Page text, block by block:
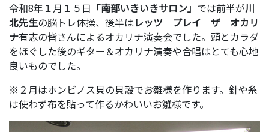
令和8年１月１５日 「南部いきいきサロン」 では前半が川
北先生の脳トレ体操、後半はレッツ プレイ ザ オカリ
ナ有志の皆さんによるオカリナ演奏会でした。頭とカラダ
をほぐした後のギター＆オカリナ演奏や合唱はとても心地
良いものでした。
※２月はホンビノス貝の貝殻でお雛様を作ります。針や糸
は使わず布を貼って作るかわいいお雛様です。